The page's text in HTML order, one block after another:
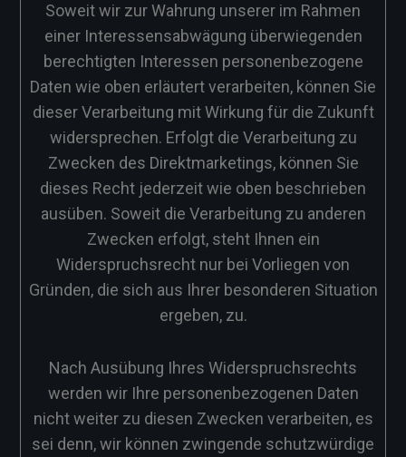
Soweit wir zur Wahrung unserer im Rahmen
einer Interessensabwägung überwiegenden
berechtigten Interessen personenbezogene
Daten wie oben erläutert verarbeiten, können Sie
dieser Verarbeitung mit Wirkung für die Zukunft
widersprechen. Erfolgt die Verarbeitung zu
Zwecken des Direktmarketings, können Sie
dieses Recht jederzeit wie oben beschrieben
ausüben. Soweit die Verarbeitung zu anderen
Zwecken erfolgt, steht Ihnen ein
Widerspruchsrecht nur bei Vorliegen von
Gründen, die sich aus Ihrer besonderen Situation
ergeben, zu.
Nach Ausübung Ihres Widerspruchsrechts
werden wir Ihre personenbezogenen Daten
nicht weiter zu diesen Zwecken verarbeiten, es
sei denn, wir können zwingende schutzwürdige